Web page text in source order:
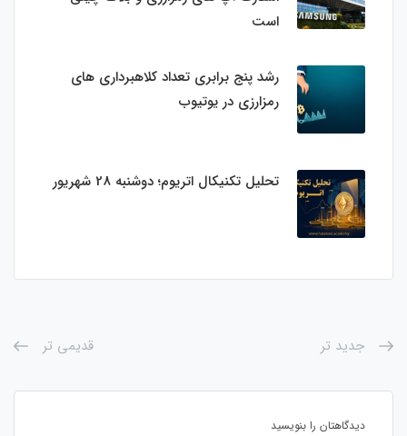
است
رشد پنج برابری تعداد کلاهبرداری های
رمزارزی در یوتیوب
تحلیل تکنیکال اتریوم؛ دوشنبه 28 شهریور
جدید تر قدیمی تر
دیدگاهتان را بنویسید